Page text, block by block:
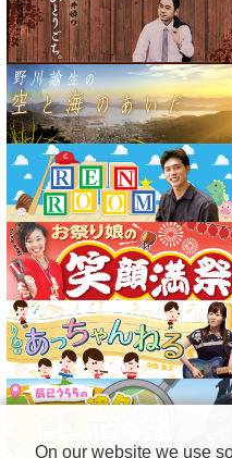
On our website we use